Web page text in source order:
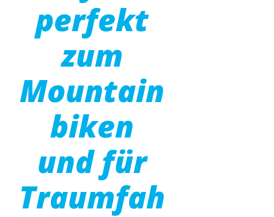
perfekt
zum
Mountain
biken
und für
Traumfah